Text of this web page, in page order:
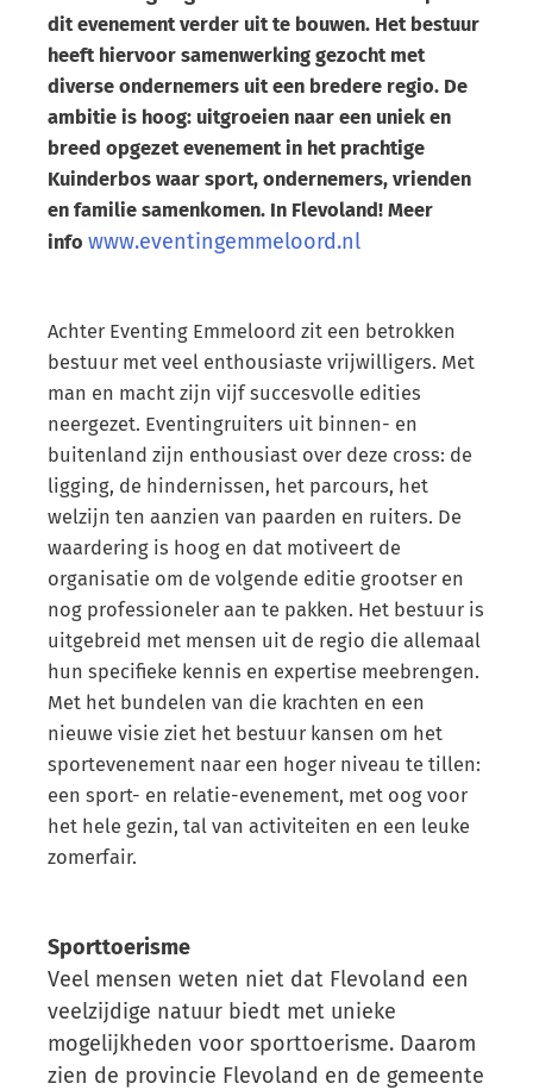
dit evenement verder uit te bouwen. Het bestuur
heeft hiervoor samenwerking gezocht met
diverse ondernemers uit een bredere regio. De
ambitie is hoog: uitgroeien naar een uniek en
breed opgezet evenement in het prachtige
Kuinderbos waar sport, ondernemers, vrienden
en familie samenkomen. In Flevoland! Meer
info www.eventingemmeloord.nl
Achter Eventing Emmeloord zit een betrokken
bestuur met veel enthousiaste vrijwilligers. Met
man en macht zijn vijf succesvolle edities
neergezet. Eventingruiters uit binnen- en
buitenland zijn enthousiast over deze cross: de
ligging, de hindernissen, het parcours, het
welzijn ten aanzien van paarden en ruiters. De
waardering is hoog en dat motiveert de
organisatie om de volgende editie grootser en
nog professioneler aan te pakken. Het bestuur is
uitgebreid met mensen uit de regio die allemaal
hun specifieke kennis en expertise meebrengen.
Met het bundelen van die krachten en een
nieuwe visie ziet het bestuur kansen om het
sportevenement naar een hoger niveau te tillen:
een sport- en relatie-evenement, met oog voor
het hele gezin, tal van activiteiten en een leuke
zomerfair.
Sporttoerisme
Veel mensen weten niet dat Flevoland een
veelzijdige natuur biedt met unieke
mogelijkheden voor sporttoerisme. Daarom
zien de provincie Flevoland en de gemeente